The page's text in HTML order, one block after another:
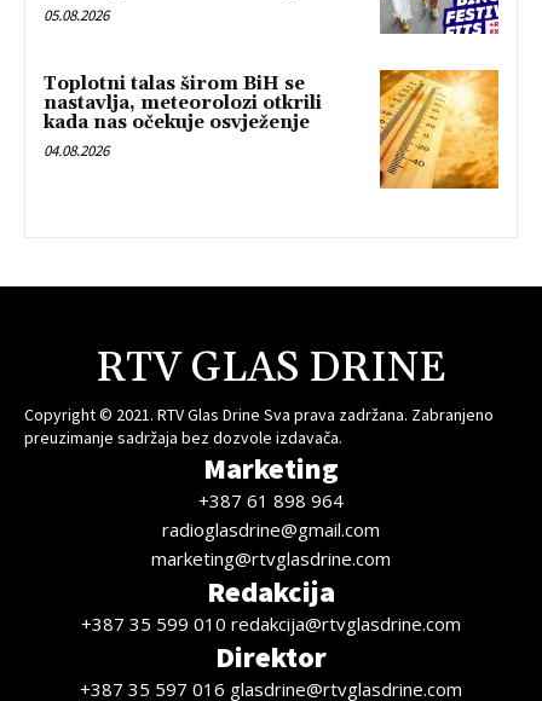
05.08.2026
Toplotni talas širom BiH se
nastavlja, meteorolozi otkrili
kada nas očekuje osvježenje
04.08.2026
RTV GLAS DRINE
Copyright © 2021. RTV Glas Drine Sva prava zadržana. Zabranjeno
preuzimanje sadržaja bez dozvole izdavača.
Marketing
+387 61 898 964
radioglasdrine@gmail.com
marketing@rtvglasdrine.com
Redakcija
+387 35 599 010 redakcija@rtvglasdrine.com
Direktor
+387 35 597 016 glasdrine@rtvglasdrine.com